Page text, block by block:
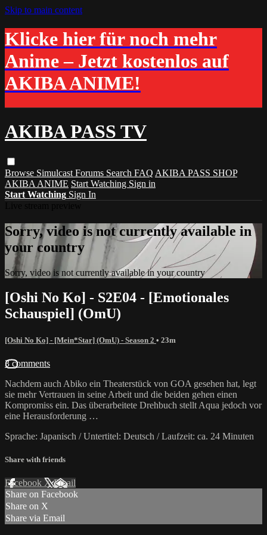
Skip to main content
Klicke hier für noch mehr
Anime – Jetzt kostenlos auf
AKIBA ANIME!
AKIBA PASS TV
Browse Simulcast Forums Search FAQ AKIBA PASS SHOP
AKIBA ANIME Start Watching Sign in
Start Watching Sign In
Sorry, video is not currently available in
your country
Sorry, video is not currently available in your country
[Oshi No Ko] - S2E04 - [Emotionales
Schauspiel] (OmU)
[Oshi No Ko] - [Mein*Star] (OmU) - Season 2 • 23m
3 comments
Nachdem auch Abiko ein Theaterstück von GOA gesehen hat, legt
sie mehr Vertrauen in seine Arbeit und die beiden gehen einen
Kompromiss ein. Das überarbeitete Drehbuch stellt Aqua jedoch vor
eine Herausforderung …
Sprache: Japanisch / Untertitel: Deutsch / Laufzeit: ca. 24 Minuten
Share with friends
Facebook XEmail
Share on Facebook
Share on X
Share via Email